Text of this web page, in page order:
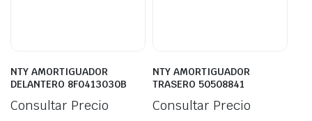
NTY AMORTIGUADOR
DELANTERO 8F0413030B
Consultar Precio
NTY AMORTIGUADOR
TRASERO 50508841
Consultar Precio